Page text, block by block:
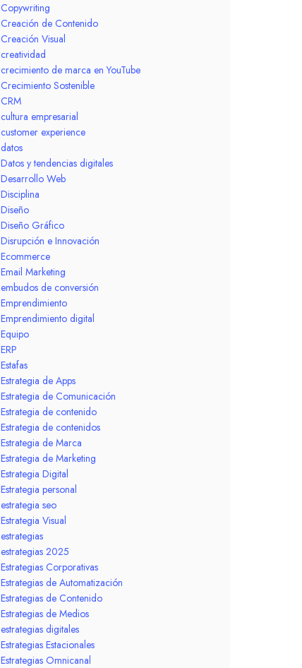
Copywriting
Creación de Contenido
Creación Visual
creatividad
crecimiento de marca en YouTube
Crecimiento Sostenible
CRM
cultura empresarial
customer experience
datos
Datos y tendencias digitales
Desarrollo Web
Disciplina
Diseño
Diseño Gráfico
Disrupción e Innovación
Ecommerce
Email Marketing
embudos de conversión
Emprendimiento
Emprendimiento digital
Equipo
ERP
Estafas
Estrategia de Apps
Estrategia de Comunicación
Estrategia de contenido
Estrategia de contenidos
Estrategia de Marca
Estrategia de Marketing
Estrategia Digital
Estrategia personal
estrategia seo
Estrategia Visual
estrategias
estrategias 2025
Estrategias Corporativas
Estrategias de Automatización
Estrategias de Contenido
Estrategias de Medios
estrategias digitales
Estrategias Estacionales
Estrategias Omnicanal